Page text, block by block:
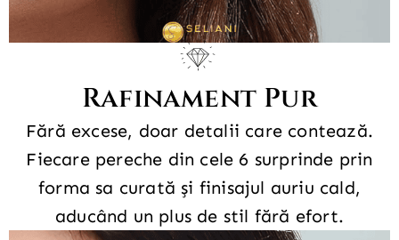
Rafinament Pur
Fără excese, doar detalii care contează.
Fiecare pereche din cele 6 surprinde prin
forma sa curată și finisajul auriu cald,
aducând un plus de stil fără efort.